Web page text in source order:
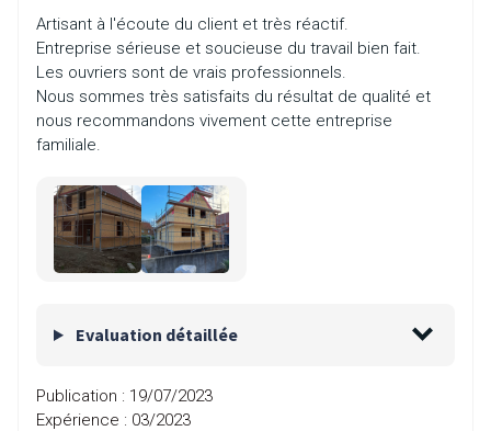
Artisant à l'écoute du client et très réactif.
Entreprise sérieuse et soucieuse du travail bien fait.
Les ouvriers sont de vrais professionnels.
Nous sommes très satisfaits du résultat de qualité et
nous recommandons vivement cette entreprise
familiale.
Evaluation détaillée
Publication : 19/07/2023
Expérience : 03/2023